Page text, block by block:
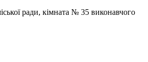
ради, кімната № 35 виконавчого